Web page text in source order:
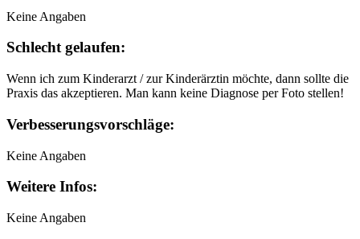
Keine Angaben
Schlecht gelaufen:
Wenn ich zum Kinderarzt / zur Kinderärztin möchte, dann sollte die
Praxis das akzeptieren. Man kann keine Diagnose per Foto stellen!
Verbesserungsvorschläge:
Keine Angaben
Weitere Infos:
Keine Angaben